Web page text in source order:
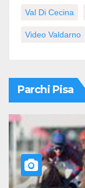
Val Di Cecina
Video Valdarno
Parchi Pisa